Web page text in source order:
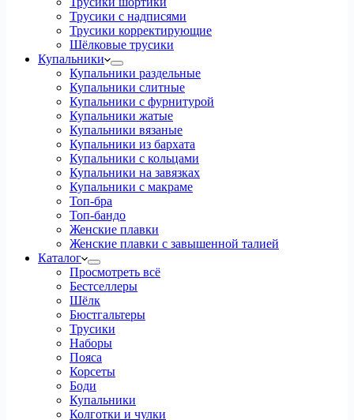
Трусики с надписями
Трусики корректирующие
Шёлковые трусики
Купальники
Купальники раздельные
Купальники слитные
Купальники с фурнитурой
Купальники жатые
Купальники вязаные
Купальники из бархата
Купальники с кольцами
Купальники на завязках
Купальники с макраме
Топ-бра
Топ-бандо
Женские плавки
Женские плавки с завышенной талией
Каталог
Просмотреть всё
Бестселлеры
Шёлк
Бюстгальтеры
Трусики
Наборы
Пояса
Корсеты
Боди
Купальники
Колготки и чулки